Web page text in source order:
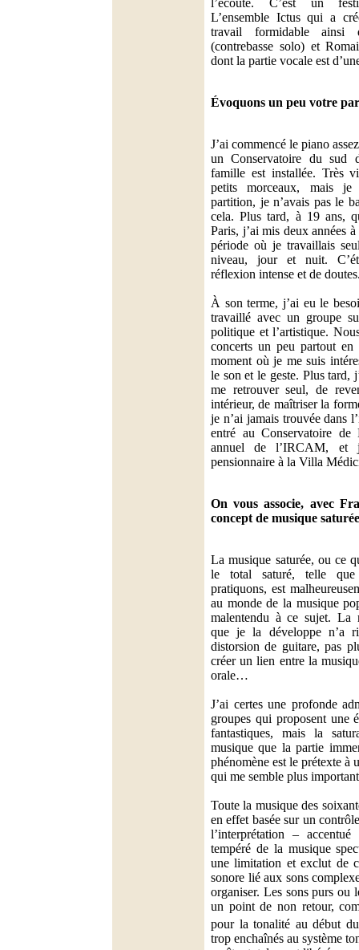
l’écoute. C’est un
L’ensemble Ictus qui a
travail formidable ainsi
(contrebasse solo) et
dont la partie vocale est
Évoquons un peu votre
J’ai commencé le piano
un Conservatoire du sud
famille est installée. Très
petits morceaux, mais
partition, je n’avais pas le
cela. Plus tard, à 19 ans,
Paris, j’ai mis deux années
période où je travaillais
niveau, jour et nuit.
réflexion intense et de
À son terme, j’ai eu le
travaillé avec un groupe
politique et l’artistique.
concerts un peu partout en
moment où je me suis
le son et le geste. Plus tard,
me retrouver seul, de
intérieur, de maîtriser la
je n’ai jamais trouvée dans
entré au Conservatoire de
annuel de l’IRCAM, et
pensionnaire à la Villa
On vous associe, avec
concept de musique
La musique saturée, ou ce
le total saturé, telle
pratiquons, est
au monde de la musique
malentendu à ce sujet. La
que je la développe n’a
distorsion de guitare, pas
créer un lien entre la
orale…
J’ai certes une profonde
groupes qui proposent une
fantastiques, mais la
musique que la partie
phénomène est le prétexte à
qui me semble plus
Toute la musique des
en effet basée sur un
l’interprétation –
tempéré de la musique
une limitation et exclut de
sonore lié aux sons
organiser. Les sons purs ou
un point de non retour,
pour la tonalité au début
trop enchaînés au système